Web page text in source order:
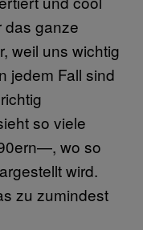
das ganze
weil uns wichtig
jedem Fall sind
so viele
wo so
wird.
zu zumindest